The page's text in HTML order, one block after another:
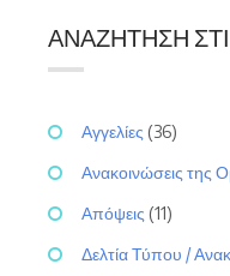
ΑΝΑΖΉΤΗΣΗ
Αγγελίες (36)
Ανακοινώσεις της
Απόψεις (11)
Δελτία Τύπου /